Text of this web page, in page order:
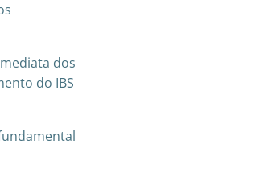
dos
do IBS